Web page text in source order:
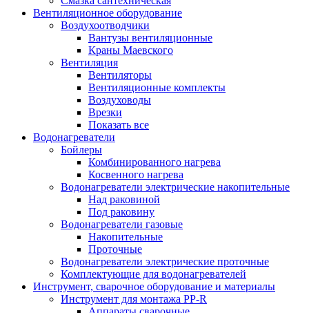
Вентиляционное оборудование
Воздухоотводчики
Вантузы вентиляционные
Краны Маевского
Вентиляция
Вентиляторы
Вентиляционные комплекты
Воздуховоды
Врезки
Показать все
Водонагреватели
Бойлеры
Комбинированного нагрева
Косвенного нагрева
Водонагреватели электрические накопительные
Над раковиной
Под раковину
Водонагреватели газовые
Накопительные
Проточные
Водонагреватели электрические проточные
Комплектующие для водонагревателей
Инструмент, сварочное оборудование и материалы
Инструмент для монтажа PP-R